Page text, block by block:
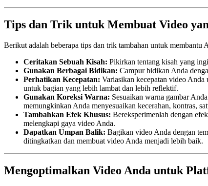
Tips dan Trik untuk Membuat Video
Berikut adalah beberapa tips dan trik tambahan untuk membantu
Ceritakan Sebuah Kisah: Pikirkan tentang kisah yang
Gunakan Berbagai Bidikan: Campur bidikan Anda
Perhatikan Kecepatan: Variasikan kecepatan video
untuk bagian yang lebih lambat dan lebih reflektif.
Gunakan Koreksi Warna: Sesuaikan warna gambar
memungkinkan Anda menyesuaikan kecerahan, kontras,
Tambahkan Efek Khusus: Bereksperimenlah dengan
melengkapi gaya video Anda.
Dapatkan Umpan Balik: Bagikan video Anda dengan
ditingkatkan dan membuat video Anda menjadi lebih baik.
Mengoptimalkan Video Anda untuk